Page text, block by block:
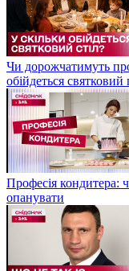
Чи дорожчатимуть
обійдеться
Професія кондитера:
опанувати